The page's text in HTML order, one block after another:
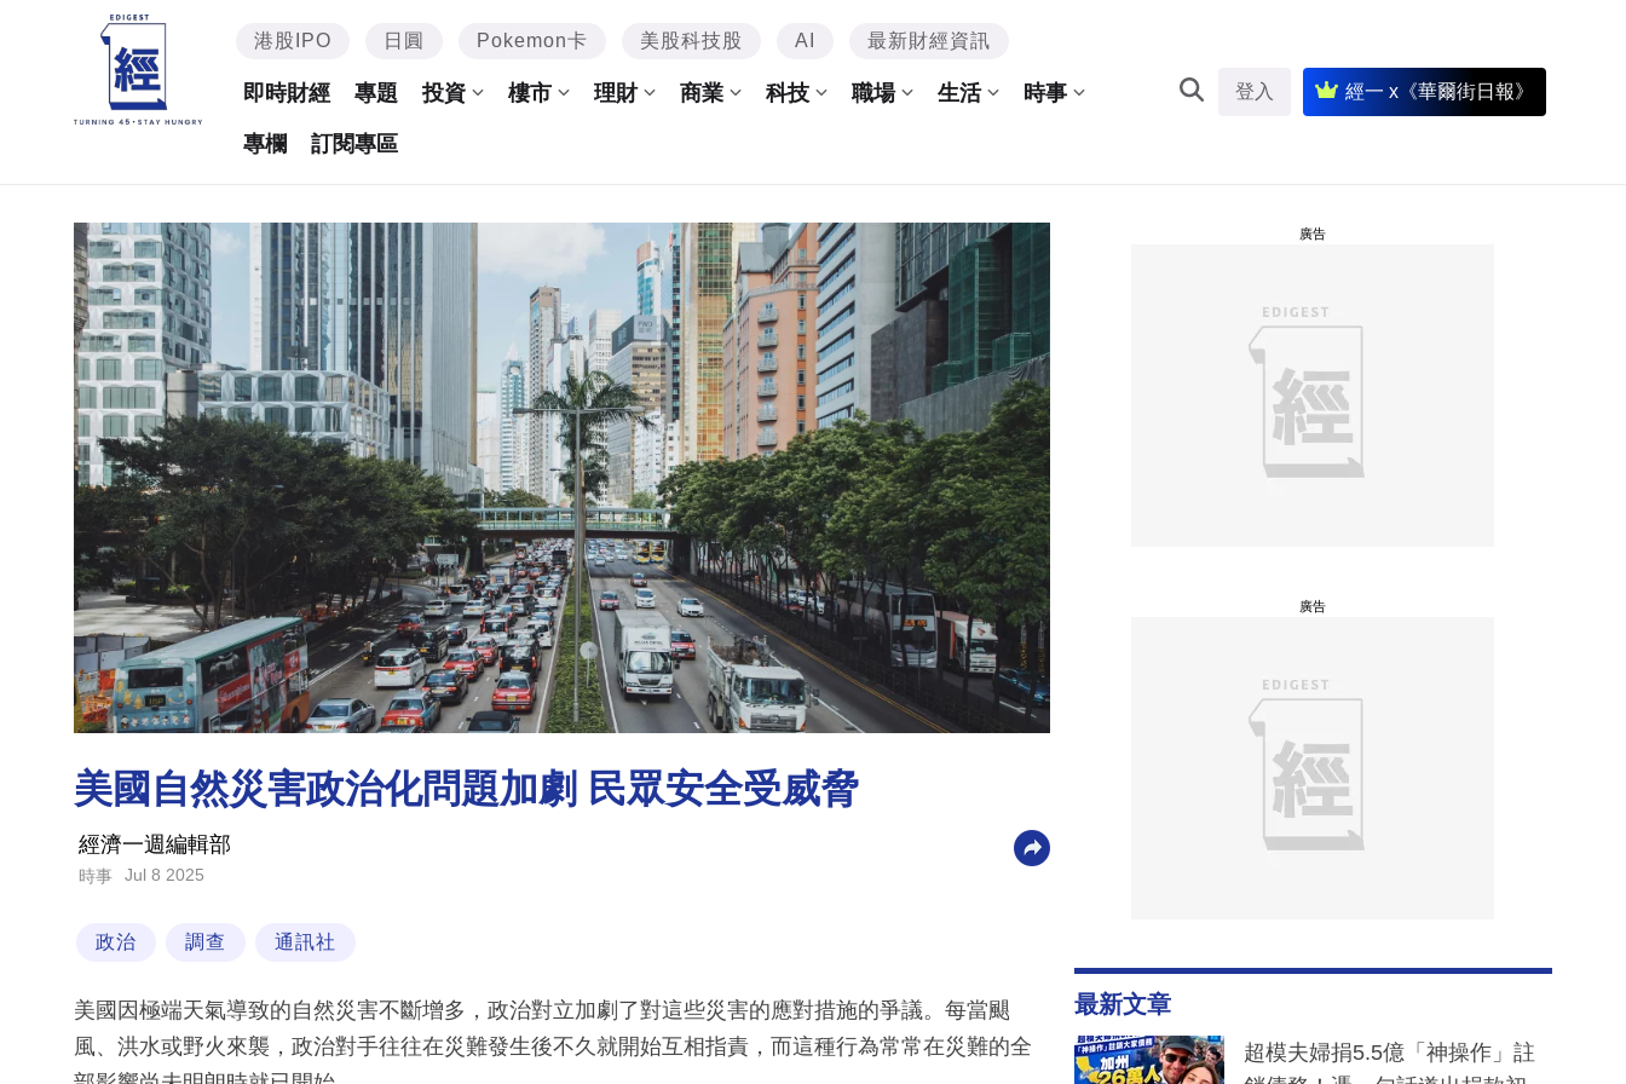
港股IPO 日圓 Pokemon卡 美股科技股 AI 最新財經資訊
即時財經 專題 投資 樓市 理財 商業 科技 職場 生活 時事
專欄 訂閱專區
登入 經一 x《華爾街日報》
美國自然災害政治化問題加劇 民眾安全受威脅
經濟一週編輯部
時事 Jul 8 2025
政治 調查 通訊社
美國因極端天氣導致的自然災害不斷增多，政治對立加劇了對這些災害的應對措施的爭議。每當颶
風、洪水或野火來襲，政治對手往往在災難發生後不久就開始互相指責，而這種行為常常在災難的全
廣告
廣告
最新文章
超模夫婦捐5.5億「神操作」註